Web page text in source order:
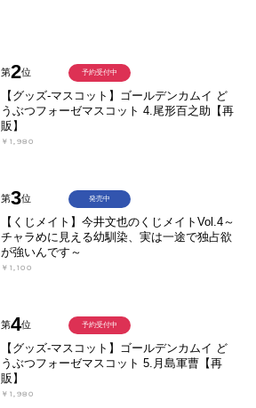
第2位
【グッズ-マスコット】ゴールデンカムイ ど
うぶつフォーゼマスコット 4.尾形百之助【再
販】
￥1,980
予約受付中
第3位
【くじメイト】今井文也のくじメイトVol.4～
チャラめに見える幼馴染、実は一途で独占欲
が強いんです～
￥1,100
発売中
第4位
【グッズ-マスコット】ゴールデンカムイ ど
うぶつフォーゼマスコット 5.月島軍曹【再
販】
￥1,980
予約受付中